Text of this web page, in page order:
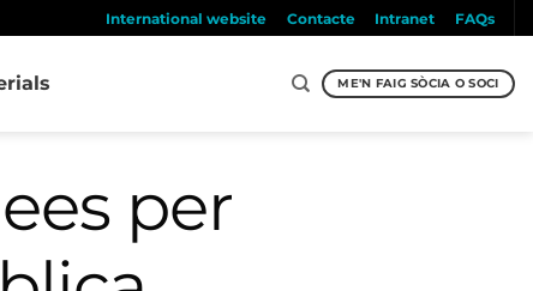
International website Contacte Intranet FAQs
ME'N FAIG SÒCIA O SOCI
per